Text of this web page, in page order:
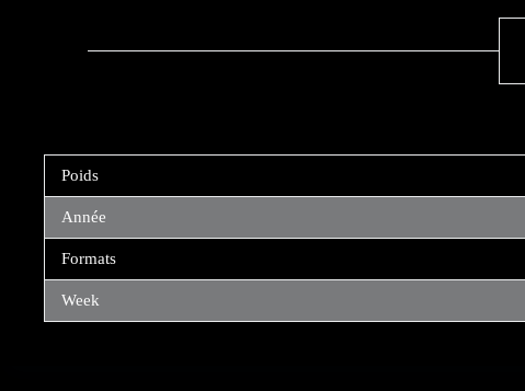
Poids
Année
Formats
Week